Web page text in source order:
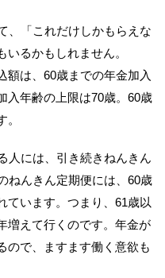
、「これだけしかもらえな
るかもしれません。
額は、60歳までの年金加入
入年齢の上限は70歳。60歳
人には、引き続きねんきん
ねんきん定期便には、60歳
ています。つまり、61歳以
増えて行くのです。年金が
ので、ますます働く意欲も